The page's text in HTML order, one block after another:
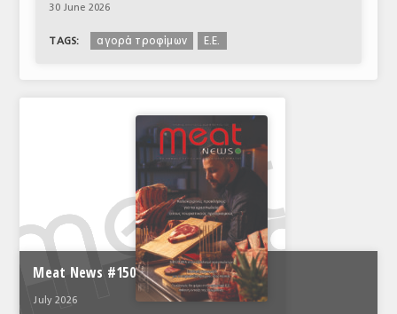
30 June 2026
TAGS: αγορά τροφίμων Ε.Ε.
Meat News #150
July 2026